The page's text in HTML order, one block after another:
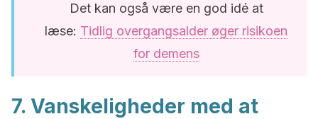
Det kan også være en god idé at
læse: Tidlig overgangsalder øger risikoen
for demens
7. Vanskeligheder med at